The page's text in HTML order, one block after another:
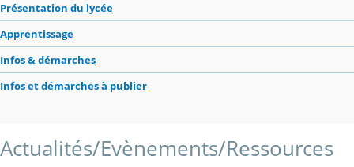
Présentation du lycée
Apprentissage
Infos & démarches
Infos et démarches à publier
Actualités/Evènements/Ressources